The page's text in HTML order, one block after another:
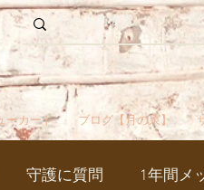
ーカード ブログ【月の泉】
守護に質問 1年間メ